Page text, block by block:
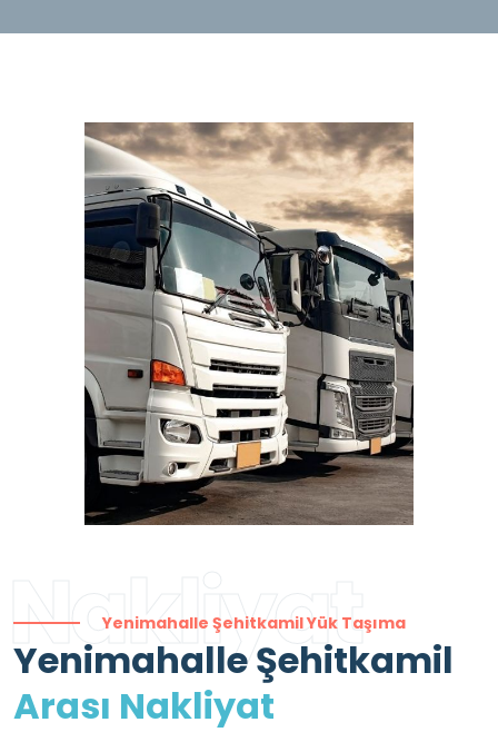
Nakliyat
Yenimahalle Şehitkamil Yük Taşıma
Yenimahalle Şehitkamil
Arası Nakliyat